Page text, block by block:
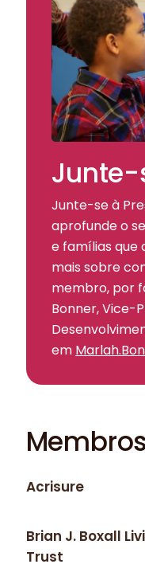
Junte-
Junte-se à
aprofunde o
e famílias que
mais sobre
membro, por
Bonner, Vice-
em
Acrisure
Brian J. Boxall
Trust